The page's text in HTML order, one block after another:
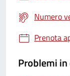
Numero
Prenota
Problemi